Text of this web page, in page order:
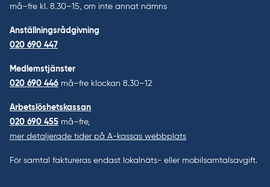
må–fre kl. 8.30–15, om inte annat nämns
Anställningsrådgivning
020 690 447
Medlemstjänster
020 690 446 må–fre klockan 8.30–12
Arbetslöshetskassan
020 690 455 må–fre,
mer detaljerade tider på A-kassas webbplats
För samtal faktureras endast lokalnäts- eller mobilsamtalsavgift.